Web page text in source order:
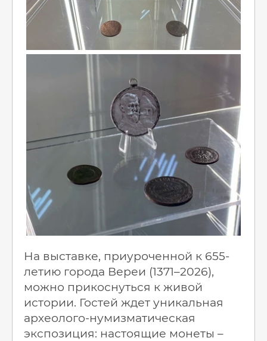
На выставке, приуроченной к 655-
летию города Вереи (1371–2026),
можно прикоснуться к живой
истории. Гостей ждет уникальная
археолого-нумизматическая
экспозиция: настоящие монеты –